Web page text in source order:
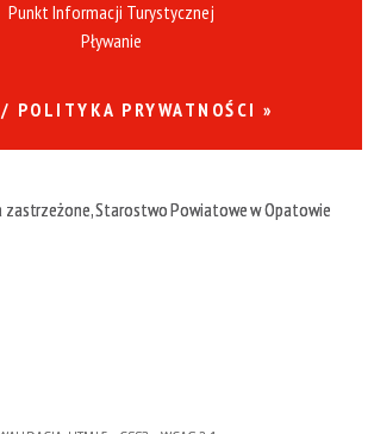
Punkt Informacji Turystycznej
Pływanie
POLITYKA PRYWATNOŚCI »
zastrzeżone, Starostwo Powiatowe w Opatowie